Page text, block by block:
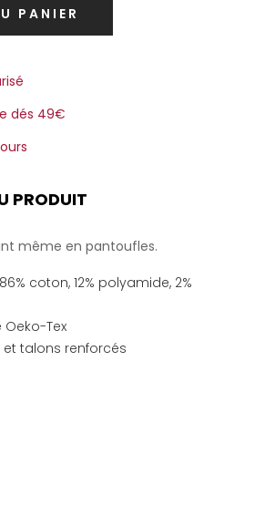
PANIER
dés 49€
PRODUIT
même en pantoufles.
coton, 12% polyamide, 2%
Oeko-Tex
et talons renforcés